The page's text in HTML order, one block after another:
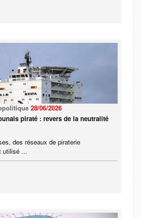
28/06/2026
piraté : revers de la neutralité
des réseaux de piraterie
utilisé ...